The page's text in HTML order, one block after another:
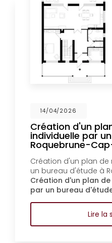
14/04/2026
Création d'un
individuelle par
Roquebrune-
Création d'un plan
un bureau d'étude à
Création d'un plan
par un bureau
Lire la